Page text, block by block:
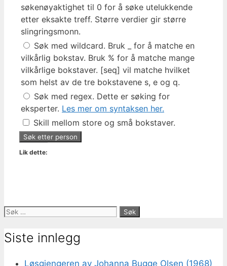
søkenøyaktighet til 0 for å søke utelukkende
etter eksakte treff. Større verdier gir større
slingringsmonn.
Søk med wildcard. Bruk _ for å matche en
vilkårlig bokstav. Bruk % for å matche mange
vilkårlige bokstaver. [seq] vil matche hvilket
som helst av de tre bokstavene s, e og q.
Søk med regex. Dette er søking for
eksperter. Les mer om syntaksen her.
Skill mellom store og små bokstaver.
Lik dette:
Søk
Siste innlegg
Løsgjengeren av Johanna Bugge Olsen (1968)